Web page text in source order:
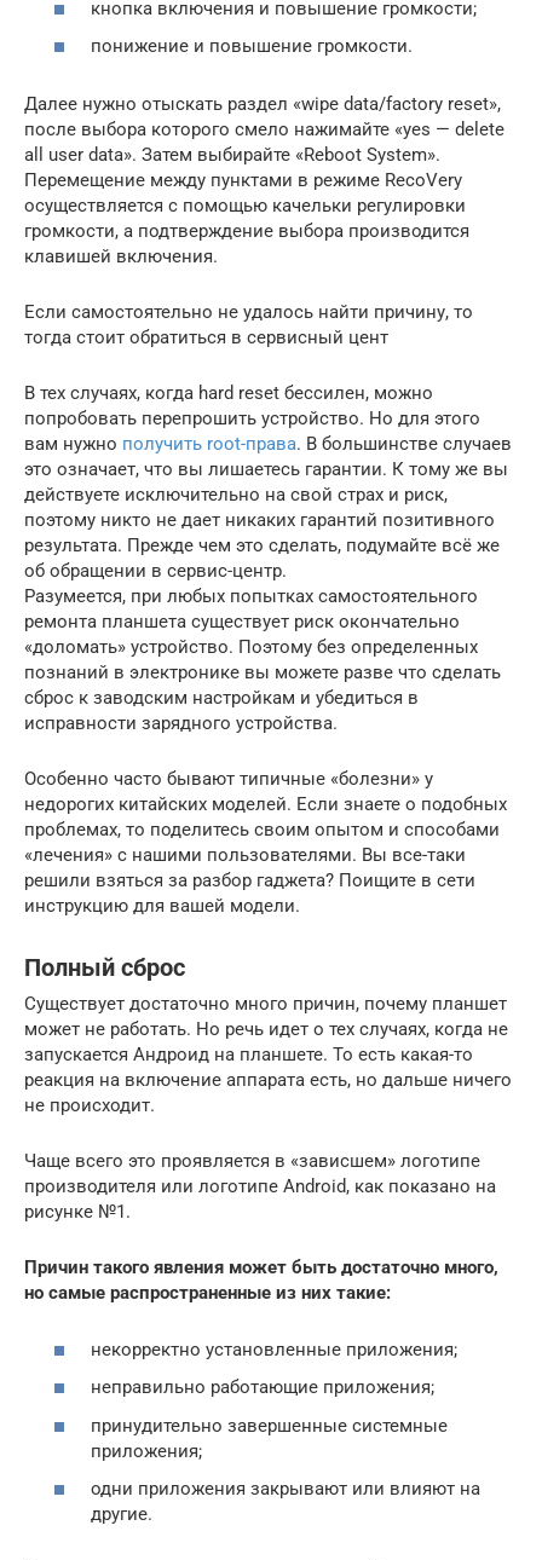
кнопка включения и повышение громкости;
понижение и повышение громкости.
Далее нужно отыскать раздел «wipe data/factory reset»,
после выбора которого смело нажимайте «yes — delete
all user data». Затем выбирайте «Reboot System».
Перемещение между пунктами в режиме RecoVery
осуществляется с помощью качельки регулировки
громкости, а подтверждение выбора производится
клавишей включения.
Если самостоятельно не удалось найти причину, то
тогда стоит обратиться в сервисный цент
В тех случаях, когда hard reset бессилен, можно
попробовать перепрошить устройство. Но для этого
вам нужно получить root-права. В большинстве случаев
это означает, что вы лишаетесь гарантии. К тому же вы
действуете исключительно на свой страх и риск,
поэтому никто не дает никаких гарантий позитивного
результата. Прежде чем это сделать, подумайте всё же
об обращении в сервис-центр.
Разумеется, при любых попытках самостоятельного
ремонта планшета существует риск окончательно
«доломать» устройство. Поэтому без определенных
познаний в электронике вы можете разве что сделать
сброс к заводским настройкам и убедиться в
исправности зарядного устройства.
Особенно часто бывают типичные «болезни» у
недорогих китайских моделей. Если знаете о подобных
проблемах, то поделитесь своим опытом и способами
«лечения» с нашими пользователями. Вы все-таки
решили взяться за разбор гаджета? Поищите в сети
инструкцию для вашей модели.
Полный сброс
Существует достаточно много причин, почему планшет
может не работать. Но речь идет о тех случаях, когда не
запускается Андроид на планшете. То есть какая-то
реакция на включение аппарата есть, но дальше ничего
не происходит.
Чаще всего это проявляется в «зависшем» логотипе
производителя или логотипе Android, как показано на
рисунке №1.
Причин такого явления может быть достаточно много,
но самые распространенные из них такие:
некорректно установленные приложения;
неправильно работающие приложения;
принудительно завершенные системные
приложения;
одни приложения закрывают или влияют на
другие.